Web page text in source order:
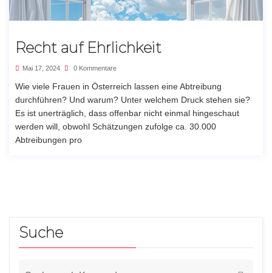
Recht auf Ehrlichkeit
Mai 17, 2024 0 Kommentare
Wie viele Frauen in Österreich lassen eine Abtreibung
durchführen? Und warum? Unter welchem Druck stehen sie?
Es ist unerträglich, dass offenbar nicht einmal hingeschaut
werden will, obwohl Schätzungen zufolge ca. 30.000
Abtreibungen pro
Suche